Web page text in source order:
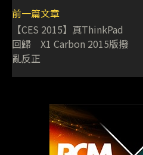
前一篇文章
【CES 2015】真ThinkPad
回歸 X1 Carbon 2015版撥
亂反正